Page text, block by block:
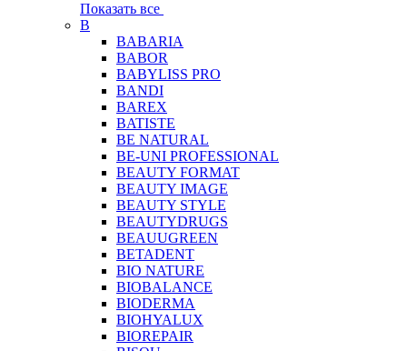
Показать все
B
BABARIA
BABOR
BABYLISS PRO
BANDI
BAREX
BATISTE
BE NATURAL
BE-UNI PROFESSIONAL
BEAUTY FORMAT
BEAUTY IMAGE
BEAUTY STYLE
BEAUTYDRUGS
BEAUUGREEN
BETADENT
BIO NATURE
BIOBALANCE
BIODERMA
BIOHYALUX
BIOREPAIR